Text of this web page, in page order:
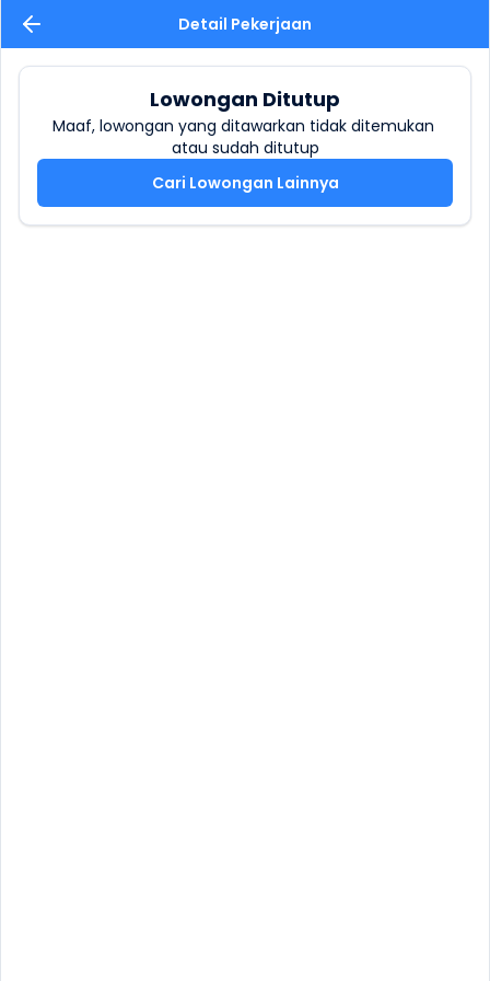
Detail Pekerjaan
Lowongan Ditutup
Maaf, lowongan yang ditawarkan tidak ditemukan
atau sudah ditutup
Cari Lowongan Lainnya